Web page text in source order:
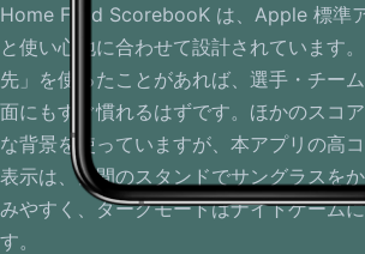
Home Field ScorebooK は、Apple 標準
と使い心地に合わせて設計されています
先」を使ったことがあれば、選手・チー
面にもすぐ慣れるはずです。ほかのスコ
な背景を使っていますが、本アプリの高
表示は、昼間のスタンドでサングラスを
みやすく、ダークモードはナイトゲーム
す。